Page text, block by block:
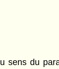
sens du